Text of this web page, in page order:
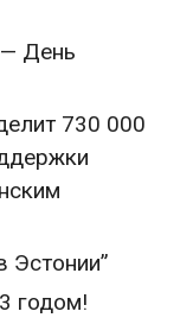
— День
730 000
Эстонии”
годом!